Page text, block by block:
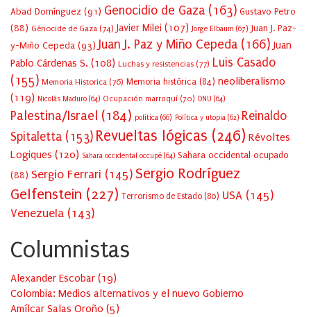
Abad Domínguez (91) Genocidio de Gaza (163) Gustavo Petro
(88) Génocide de Gaza (74) Javier Milei (107) Jorge Elbaum (67) Juan J. Paz-
y-Miño Cepeda (93) Juan J. Paz y Miño Cepeda (166) Juan
Pablo Cárdenas S. (108) Luchas y resistencias (77) Luis Casado
(155) Memoria Historica (76) Memoria histórica (84) neoliberalismo
(119) Nicolás Maduro (64) Ocupación marroquí (70) ONU (64)
Palestina/Israel (184) política (66) Política y utopia (62) Reinaldo
Spitaletta (153) Revueltas lógicas (246) Révoltes
Logiques (120) Sahara occidental occupé (64) Sahara occidental ocupado
(88) Sergio Ferrari (145) Sergio Rodríguez
Gelfenstein (227) Terrorismo de Estado (80) USA (145)
Venezuela (143)
Columnistas
Alexander Escobar (19)
Colombia: Medios alternativos y el nuevo Gobierno
Amílcar Salas Oroño (5)